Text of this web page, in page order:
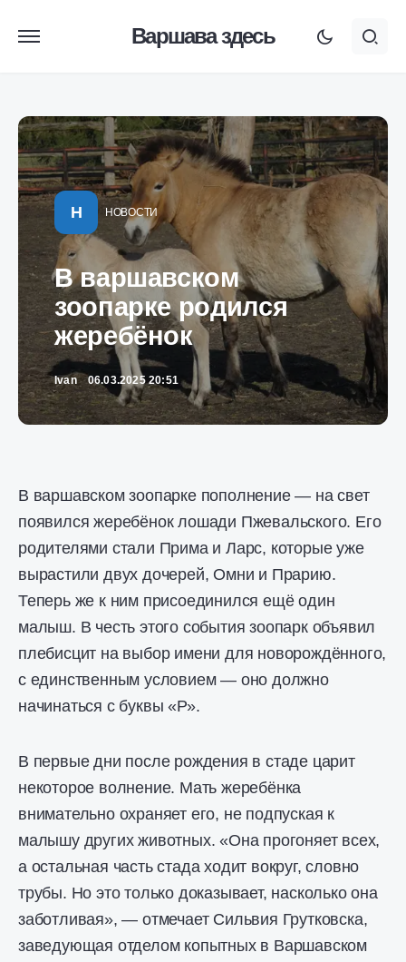
Варшава здесь
Н НОВОСТИ
В варшавском
зоопарке родился
жеребёнок
Ivan 06.03.2025 20:51
В варшавском зоопарке пополнение — на свет
появился жеребёнок лошади Пжевальского. Его
родителями стали Прима и Ларс, которые уже
вырастили двух дочерей, Омни и Прарию.
Теперь же к ним присоединился ещё один
малыш. В честь этого события зоопарк объявил
плебисцит на выбор имени для новорождённого,
с единственным условием — оно должно
начинаться с буквы «Р».
В первые дни после рождения в стаде царит
некоторое волнение. Мать жеребёнка
внимательно охраняет его, не подпуская к
малышу других животных. «Она прогоняет всех,
а остальная часть стада ходит вокруг, словно
трубы. Но это только доказывает, насколько она
заботливая», — отмечает Сильвия Грутковска,
заведующая отделом копытных в Варшавском